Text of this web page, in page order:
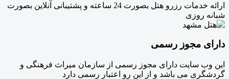
ارائه خدمات رزرو هتل بصورت 24 ساعته و پشتیبانی آنلاین بصورت
شبانه روزی
دارای مجوز رسمی
این وب سایت دارای مجوز رسمی از سازمان میراث فرهنگی و
گردشگری می باشد و از این رو اعتبار رسمی دارد